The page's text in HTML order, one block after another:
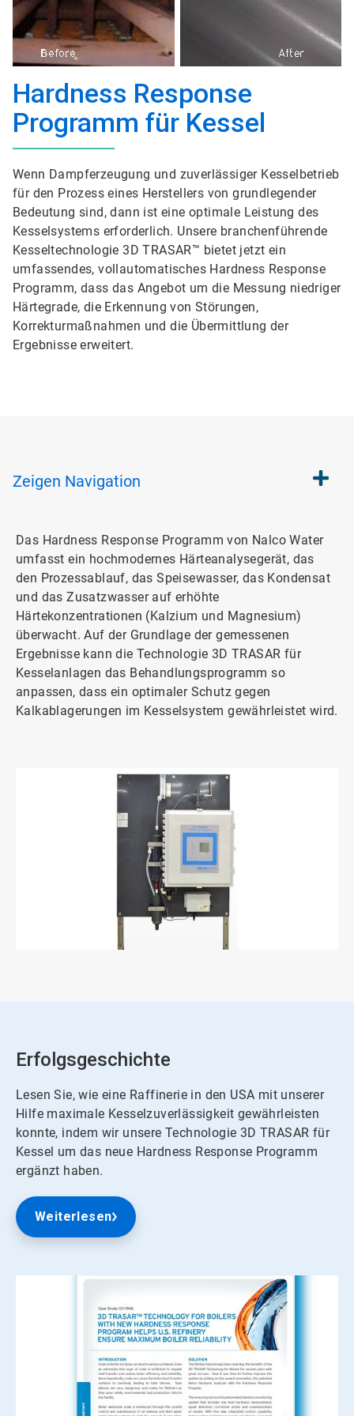
Hardness Response
Programm für Kessel
Wenn Dampferzeugung und zuverlässiger Kesselbetrieb
für den Prozess eines Herstellers von grundlegender
Bedeutung sind, dann ist eine optimale Leistung des
Kesselsystems erforderlich. Unsere branchenführende
Kesseltechnologie 3D TRASAR™ bietet jetzt ein
umfassendes, vollautomatisches Hardness Response
Programm, dass das Angebot um die Messung niedriger
Härtegrade, die Erkennung von Störungen,
Korrekturmaßnahmen und die Übermittlung der
Ergebnisse erweitert.
Zeigen Navigation
Das Hardness Response Programm von Nalco Water
umfasst ein hochmodernes Härteanalysegerät, das
den Prozessablauf, das Speisewasser, das Kondensat
und das Zusatzwasser auf erhöhte
Härtekonzentrationen (Kalzium und Magnesium)
überwacht. Auf der Grundlage der gemessenen
Ergebnisse kann die Technologie 3D TRASAR für
Kesselanlagen das Behandlungsprogramm so
anpassen, dass ein optimaler Schutz gegen
Kalkablagerungen im Kesselsystem gewährleistet wird.
Erfolgsgeschichte
Lesen Sie, wie eine Raffinerie in den USA mit unserer
Hilfe maximale Kesselzuverlässigkeit gewährleisten
konnte, indem wir unsere Technologie 3D TRASAR für
Kessel um das neue Hardness Response Programm
ergänzt haben.
Weiterlesen